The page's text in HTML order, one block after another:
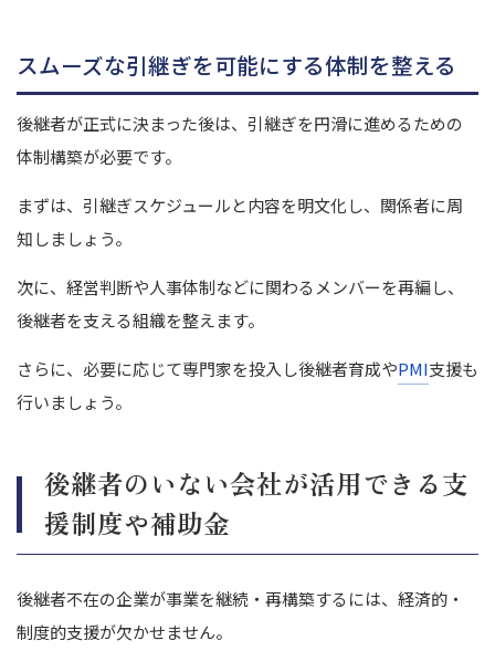
スムーズな引継ぎを可能にする体制を整える
後継者が正式に決まった後は、引継ぎを円滑に進めるための
体制構築が必要です。
まずは、引継ぎスケジュールと内容を明文化し、関係者に周
知しましょう。
次に、経営判断や人事体制などに関わるメンバーを再編し、
後継者を支える組織を整えます。
さらに、必要に応じて専門家を投入し後継者育成やPMI支援も
行いましょう。
後継者のいない会社が活用できる支
援制度や補助金
後継者不在の企業が事業を継続・再構築するには、経済的・
制度的支援が欠かせません。